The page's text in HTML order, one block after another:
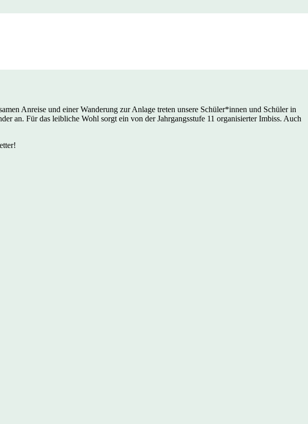
Anreise und einer Wanderung zur Anlage treten unsere Schüler*innen und Schüler in
an. Für das leibliche Wohl sorgt ein von der Jahrgangsstufe 11 organisierter Imbiss. Auch